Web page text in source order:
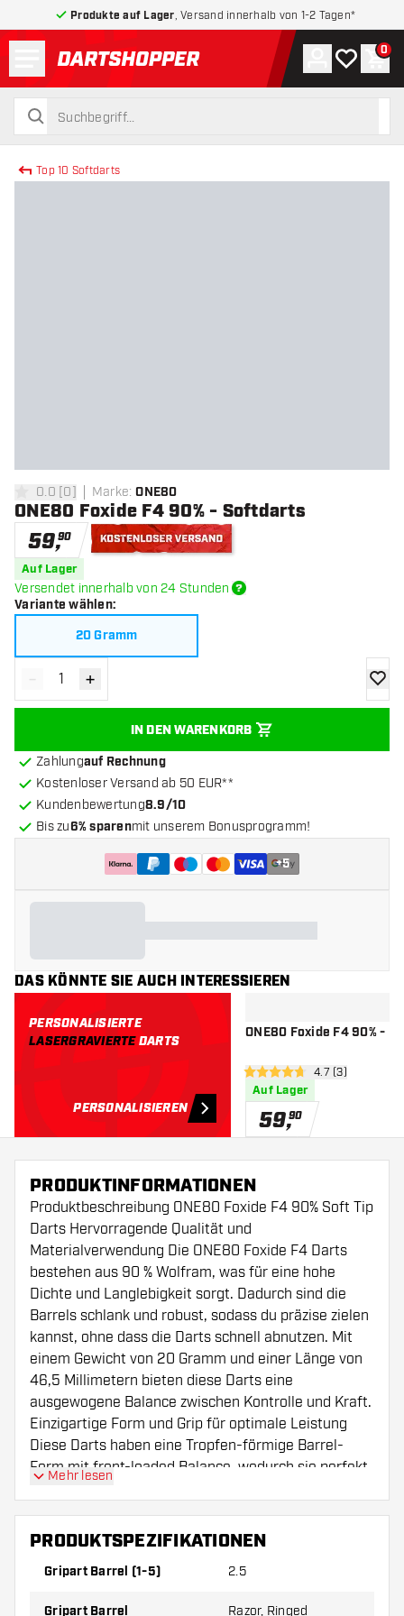
Produkte auf Lager , Versand innerhalb von 1-2 Tagen*
zurück zur Startseite
suchen
suchen
Konto
Meine 0
Top 10 Softdarts
0 Bewertungssterne
0.0 [0] Marke: ONE80
ONE80 Foxide F4 90% - Softdarts
59,90
Auf Lager
Versendet innerhalb von 24 Stunden
Variante wählen:
20 Gramm
Menge verringern
- Menge erhöhen
+
IN DEN WARENKORB
Zur
Zahlungauf Rechnung
Kostenloser Versand ab 50 EUR**
Kundenbewertung8.9/10
Bis zu6% sparenmit unserem Bonusprogramm!
+5
DAS KÖNNTE SIE AUCH INTERESSIEREN
PERSONALISIERTE
LASERGRAVIERTEDARTS
PERSONALISIEREN
ONE80 Foxide F4 90% -
4.7 Bewertungssterne
4.7 (3)
Auf Lager
59,90
PRODUKTINFORMATIONEN
Produktbeschreibung ONE80 Foxide F4 90% Soft Tip
Darts Hervorragende Qualität und
Materialverwendung Die ONE80 Foxide F4 Darts
bestehen aus 90 % Wolfram, was für eine hohe
Dichte und Langlebigkeit sorgt. Dadurch sind die
Barrels schlank und robust, sodass du präzise zielen
kannst, ohne dass die Darts schnell abnutzen. Mit
einem Gewicht von 20 Gramm und einer Länge von
46,5 Millimetern bieten diese Darts eine
ausgewogene Balance zwischen Kontrolle und Kraft.
Einzigartige Form und Grip für optimale Leistung
Diese Darts haben eine Tropfen-förmige Barrel-
Form mit front-loaded Balance, wodurch sie perfekt
Grip mit einer Griffstärke von 2,5, was bedeutet,
wirkt. Die Gripzone erstreckt sich über den
Mehr lesen
PRODUKTSPEZIFIKATIONEN
Gripart Barrel (1-5) 2.5
Gripart Barrel Razor, Ringed